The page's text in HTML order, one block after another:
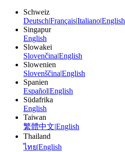
Schweiz
Deutsch|Français|Italiano|English
Singapur
English
Slowakei
Slovenčina|English
Slowenien
Slovenščina|English
Spanien
Español|English
Südafrika
English
Taiwan
繁體中文|English
Thailand
ไทย|English